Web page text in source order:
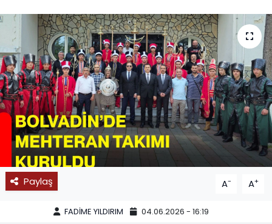
Paylaş A- A+
FADİME YILDIRIM 04.06.2026 - 16:19
MAGAZİN
SAĞLIK
SPOR
11:11 MANŞET
Haber Arşivi